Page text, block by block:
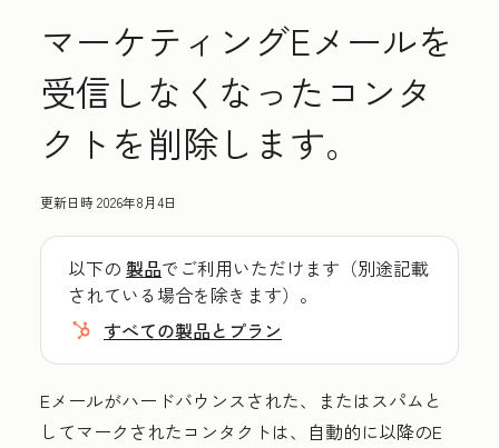
マーケティングEメールを
受信しなくなったコンタ
クトを削除します。
更新日時2026年8月4日
以下の 製品でご利用いただけます（別途記載
されている場合を除きます）。
すべての製品とプラン
Eメールがハードバウンスされた、またはスパムと
してマークされたコンタクトは、自動的に以降のE